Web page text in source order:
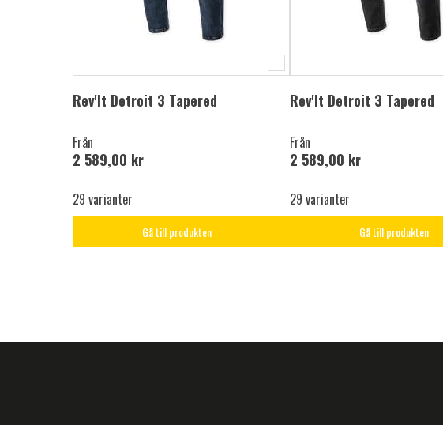
Rev'It Detroit 3 Tapered
Från
2 589,00 kr
29 varianter
Gå till produkten
Rev'It Detroit 3 Tapered
Från
2 589,00 kr
29 varianter
Gå till produkten